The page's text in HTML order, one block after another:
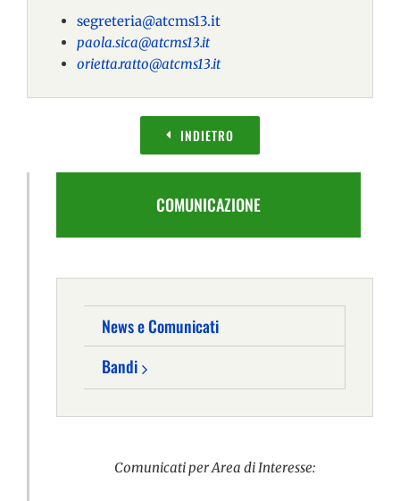
segreteria@atcms13.it
paola.sica@atcms13.it
orietta.ratto@atcms13.it
INDIETRO
COMUNICAZIONE
News e Comunicati
Bandi
Comunicati per Area di Interesse: